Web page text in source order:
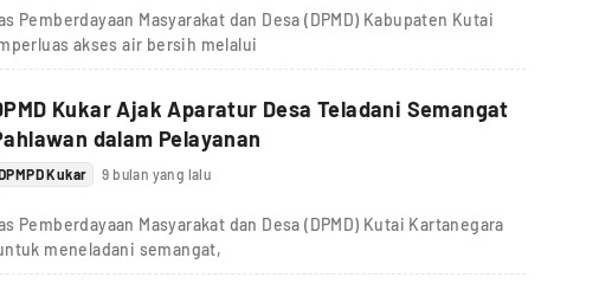
Pemberdayaan Masyarakat dan Desa (DPMD) Kabupaten Kutai
akses air bersih melalui
Kukar Ajak Aparatur Desa Teladani Semangat
dalam Pelayanan
Kukar 9 bulan yang lalu
Pemberdayaan Masyarakat dan Desa (DPMD) Kutai Kartanegara
meneladani semangat,